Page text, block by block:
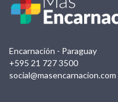
Encarnación - Paraguay
+595 21 727 3500
social@masencarnacion.com